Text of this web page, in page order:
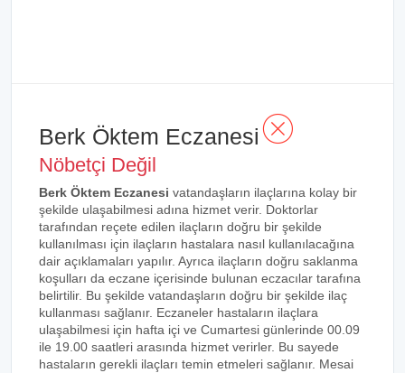
Berk Öktem Eczanesi
Nöbetçi Değil
Berk Öktem Eczanesi vatandaşların ilaçlarına kolay bir
şekilde ulaşabilmesi adına hizmet verir. Doktorlar
tarafından reçete edilen ilaçların doğru bir şekilde
kullanılması için ilaçların hastalara nasıl kullanılacağına
dair açıklamaları yapılır. Ayrıca ilaçların doğru saklanma
koşulları da eczane içerisinde bulunan eczacılar tarafına
belirtilir. Bu şekilde vatandaşların doğru bir şekilde ilaç
kullanması sağlanır. Eczaneler hastaların ilaçlara
ulaşabilmesi için hafta içi ve Cumartesi günlerinde 00.09
ile 19.00 saatleri arasında hizmet verirler. Bu sayede
hastaların gerekli ilaçları temin etmeleri sağlanır. Mesai